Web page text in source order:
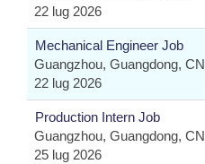
22 lug 2026
Mechanical Engineer Job
Guangzhou, Guangdong, CN
22 lug 2026
Production Intern Job
Guangzhou, Guangdong, CN
25 lug 2026